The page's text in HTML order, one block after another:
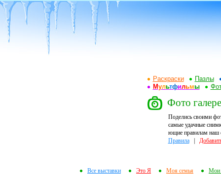
Раскраски
Пазлы
Мультфильмы
Фото
Поделись своими
самые удачные
ющие правилам наш
Правила|
Все выставки Это Я Моя семья Мои